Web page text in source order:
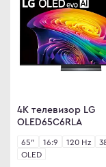
4K телевизор LG
OLED65C6RLA
65" 16:9 120 Hz
OLED